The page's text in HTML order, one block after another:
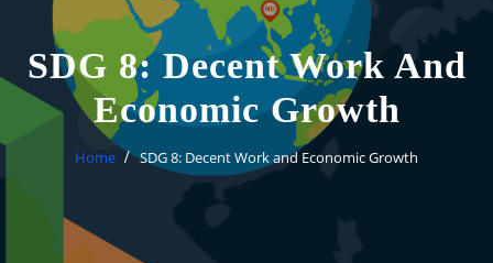
SDG 8: Decent Work And
Economic Growth
Home SDG 8: Decent Work and Economic Growth